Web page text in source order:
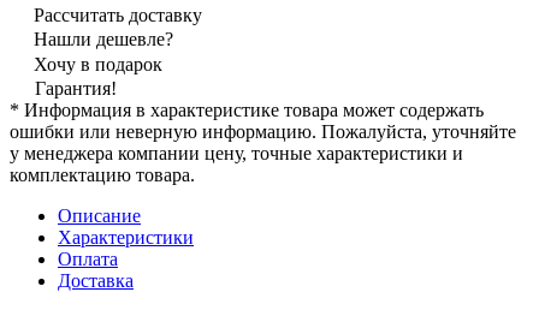
Рассчитать доставку
Нашли дешевле?
Хочу в подарок
Гарантия!
* Информация в характеристике товара может содержать
ошибки или неверную информацию. Пожалуйста, уточняйте
у менеджера компании цену, точные характеристики и
комплектацию товара.
Описание
Характеристики
Оплата
Доставка